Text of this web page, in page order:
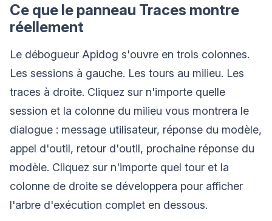
Ce que le panneau Traces montre
réellement
Le débogueur Apidog s'ouvre en trois colonnes.
Les sessions à gauche. Les tours au milieu. Les
traces à droite. Cliquez sur n'importe quelle
session et la colonne du milieu vous montrera le
dialogue : message utilisateur, réponse du modèle,
appel d'outil, retour d'outil, prochaine réponse du
modèle. Cliquez sur n'importe quel tour et la
colonne de droite se développera pour afficher
l'arbre d'exécution complet en dessous.